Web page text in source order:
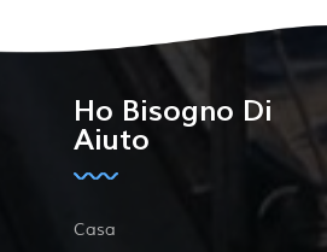
Ho Bisogno Di
Aiuto
Casa